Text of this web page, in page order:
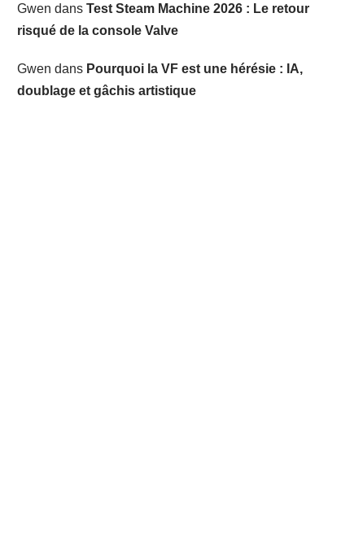
Gwen dans Test Steam Machine 2026 : Le retour
risqué de la console Valve
Gwen dans Pourquoi la VF est une hérésie : IA,
doublage et gâchis artistique